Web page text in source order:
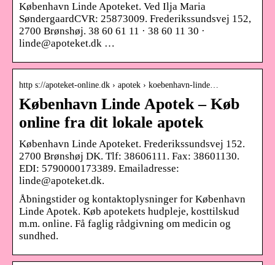
København Linde Apoteket. Ved Ilja Maria
SøndergaardCVR: 25873009. Frederikssundsvej 152,
2700 Brønshøj. 38 60 61 11 · 38 60 11 30 ·
linde@apoteket.dk …
http s://apoteket-online.dk › apotek › koebenhavn-linde…
København Linde Apotek – Køb
online fra dit lokale apotek
København Linde Apoteket. Frederikssundsvej 152.
2700 Brønshøj DK. Tlf: 38606111. Fax: 38601130.
EDI: 5790000173389. Emailadresse:
linde@apoteket.dk.
Åbningstider og kontaktoplysninger for København
Linde Apotek. Køb apotekets hudpleje, kosttilskud
m.m. online. Få faglig rådgivning om medicin og
sundhed.